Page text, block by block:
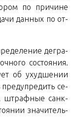
по при­чине
дан­ных по от­
де­гра­
со­сто­я­ния.
об ухуд­ше­нии
пре­ду­пре­дить се­
штраф­ные санк­
зна­чи­тель­